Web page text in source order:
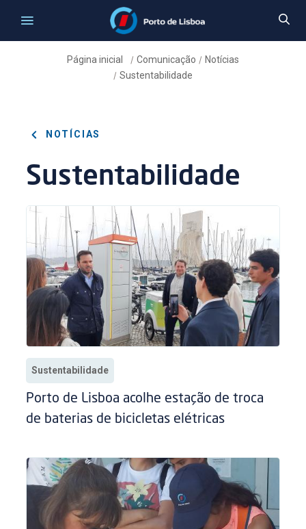
Página inicial / Comunicação / Notícias
/ Sustentabilidade
NOTÍCIAS
Sustentabilidade
Sustentabilidade
Porto de Lisboa acolhe estação de troca
de baterias de bicicletas elétricas